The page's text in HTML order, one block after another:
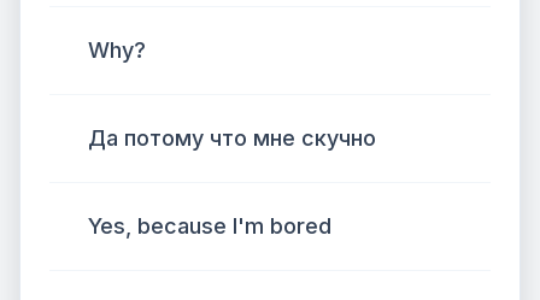
Why?
Да потому что мне скучно
Yes, because I'm bored